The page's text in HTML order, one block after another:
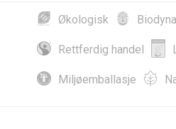
Økologisk
Rettferdig handel
Miljøemballasje